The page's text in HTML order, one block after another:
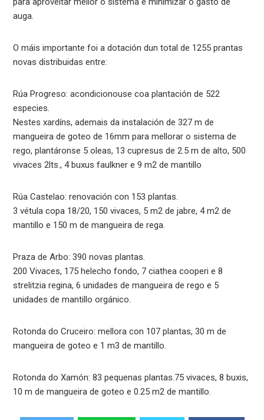
auga.
O máis importante foi a dotación dun total de 1255 prantas
novas distribuidas entre:
Rúa Progreso: acondicionouse coa plantación de 522
especies.
Nestes xardíns, ademais da instalación de 327 m de
mangueira de goteo de 16mm para mellorar o sistema de
rego, plantáronse 5 oleas, 13 cupresus de 2.5 m de alto, 500
vivaces 2lts., 4 buxus faulkner e 9 m2 de mantillo
Rúa Castelao: renovación con 153 plantas.
3 vétula copa 18/20, 150 vivaces, 5 m2 de jabre, 4 m2 de
mantillo e 150 m de mangueira de rega.
Praza de Arbo: 390 novas plantas.
200 Vivaces, 175 helecho fondo, 7 ciathea cooperi e 8
strelitzia regina, 6 unidades de mangueira de rego e 5
unidades de mantillo orgánico.
Rotonda do Cruceiro: mellora con 107 plantas, 30 m de
mangueira de goteo e 1 m3 de mantillo.
Rotonda do Xamón: 83 pequenas plantas.75 vivaces, 8 buxis,
10 m de mangueira de goteo e 0.25 m2 de mantillo.